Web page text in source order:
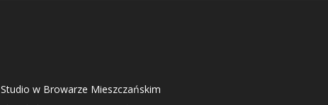
Studio w Browarze Mieszczańskim